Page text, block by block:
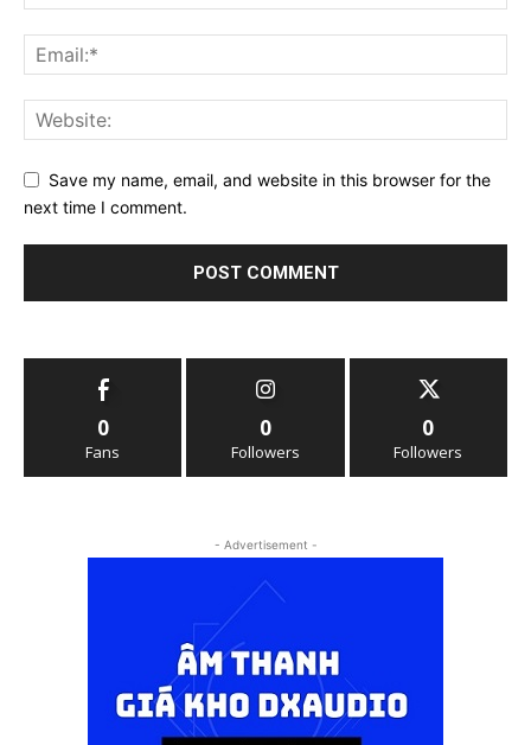
Save my name, email, and website in this browser for the
next time I comment.
0
Fans
0
Followers
0
Followers
- Advertisement -